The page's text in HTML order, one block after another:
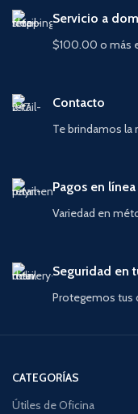
Servicio a
$100.00 o más
Contacto
Te brindamos la
Pagos en línea
Variedad en
Seguridad en
Protegemos tus
CATEGORÍAS
Útiles de Oficina